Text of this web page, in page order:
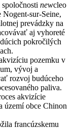
newcleo
sur-Seine,
prevádzky na
aj vyhoreté
pokročilých
pozemku v
vývoj a
rozvoj budúceho
paliva.
akvizície
území obce Chinon
francúzskemu